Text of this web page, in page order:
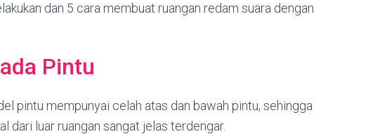
dan 5 cara membuat ruangan redam suara dengan
Pintu
pintu mempunyai celah atas dan bawah pintu, sehingga
dari luar ruangan sangat jelas terdengar.